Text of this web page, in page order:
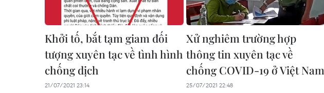
Khởi tố, bắt tạm giam đối
tượng xuyên tạc về tình hình
chống dịch
21/07/2021 23:14
Xử nghiêm trường hợp
thông tin xuyên tạc về
chống COVID-19 ở Việt Nam
25/07/2021 22:48